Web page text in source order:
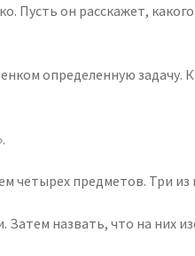
Пусть он расскажет,
определенную задачу.
четырех предметов. Три
Затем назвать, что на